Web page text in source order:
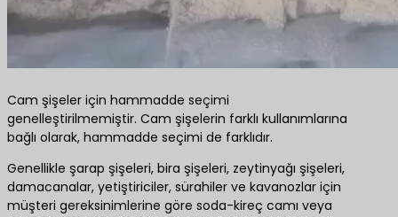
Cam şişeler için hammadde seçimi
genelleştirilmemiştir. Cam şişelerin farklı kullanımlarına
bağlı olarak, hammadde seçimi de farklıdır.
Genellikle şarap şişeleri, bira şişeleri, zeytinyağı şişeleri,
damacanalar, yetiştiriciler, sürahiler ve kavanozlar için
müşteri gereksinimlerine göre soda-kireç camı veya